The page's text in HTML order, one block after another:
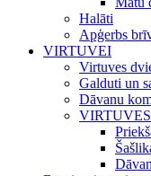
Halāti
Apģerbs
VIRTUVEI
Virtuves
Galduti un
Dāvanu